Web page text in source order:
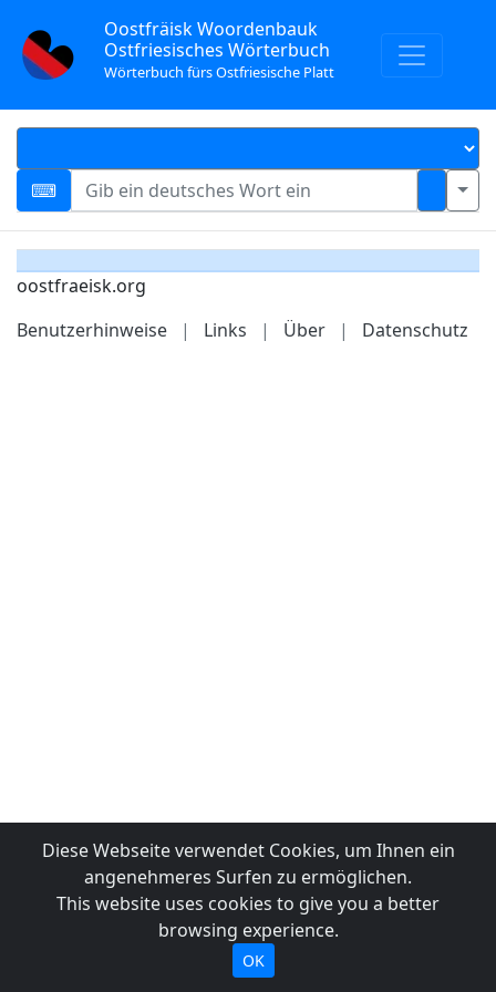
Oostfräisk Woordenbauk
Ostfriesisches Wörterbuch
Wörterbuch fürs Ostfriesische Platt
oostfraeisk.org
Benutzerhinweise
| Links | Über | Datenschutz
Diese Webseite verwendet Cookies, um Ihnen ein
angenehmeres Surfen zu ermöglichen.
This website uses cookies to give you a better
browsing experience.
OK